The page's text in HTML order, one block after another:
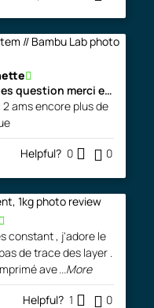
question merci encore
ams encore plus de
Helpful? 0 0
de trace des layer .
ave...More
Helpful? 1 0